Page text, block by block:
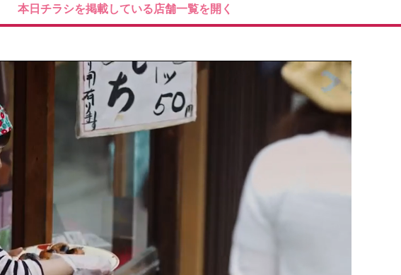
本日チラシを掲載している店舗一覧を開く